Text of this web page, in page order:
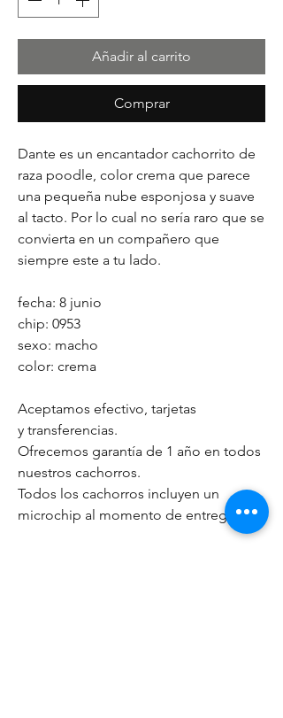
Añadir al carrito
Comprar
Dante es un encantador cachorrito de
raza poodle, color crema que parece
una pequeña nube esponjosa y suave
al tacto. Por lo cual no sería raro que se
convierta en un compañero que
siempre este a tu lado.
fecha: 8 junio
chip: 0953
sexo: macho
color: crema
Aceptamos efectivo, tarjetas
y transferencias.
Ofrecemos garantía de 1 año en todos
nuestros cachorros.
Todos los cachorros incluyen un
microchip al momento de entrega.